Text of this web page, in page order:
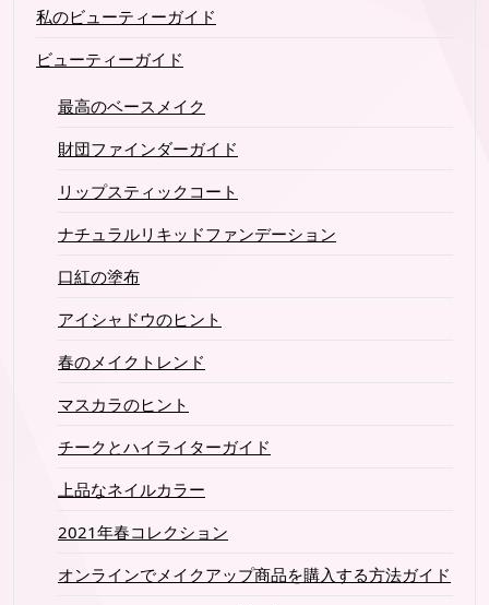
私のビューティーガイド
ビューティーガイド
最高のベースメイク
財団ファインダーガイド
リップスティックコート
ナチュラルリキッドファンデーション
口紅の塗布
アイシャドウのヒント
春のメイクトレンド
マスカラのヒント
チークとハイライターガイド
上品なネイルカラー
2021年春コレクション
オンラインでメイクアップ商品を購入する方法ガイド